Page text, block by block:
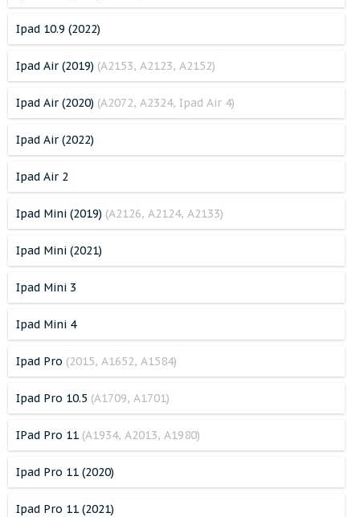
Ipad 10.9 (2022)
Ipad Air (2019) (A2153, A2123, A2152)
Ipad Air (2020) (A2072, A2324, Ipad Air 4)
Ipad Air (2022)
Ipad Air 2
Ipad Mini (2019) (A2126, A2124, A2133)
Ipad Mini (2021)
Ipad Mini 3
Ipad Mini 4
Ipad Pro (2015, A1652, A1584)
Ipad Pro 10.5 (A1709, A1701)
IPad Pro 11 (A1934, A2013, A1980)
Ipad Pro 11 (2020)
Ipad Pro 11 (2021)